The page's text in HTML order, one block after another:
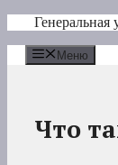
Перейти
содержимому
Генеральная
Меню
Что